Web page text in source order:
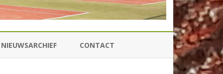
NIEUWSARCHIEF CONTACT